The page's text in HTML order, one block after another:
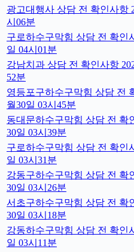
광고대행사 상담 전 확인사항
시06분
구로하수구막힘 상담 전 확인
일 04시01분
강남치과 상담 전 확인사항
52분
영등포구하수구막힘 상담 전
월30일 03시45분
동대문하수구막힘 상담 전 확
30일 03시39분
구로하수구막힘 상담 전 확인
일 03시31분
강동구하수구막힘 상담 전 확
30일 03시26분
서초구하수구막힘 상담 전 확
30일 03시18분
강동하수구막힘 상담 전 확인
일 03시11분